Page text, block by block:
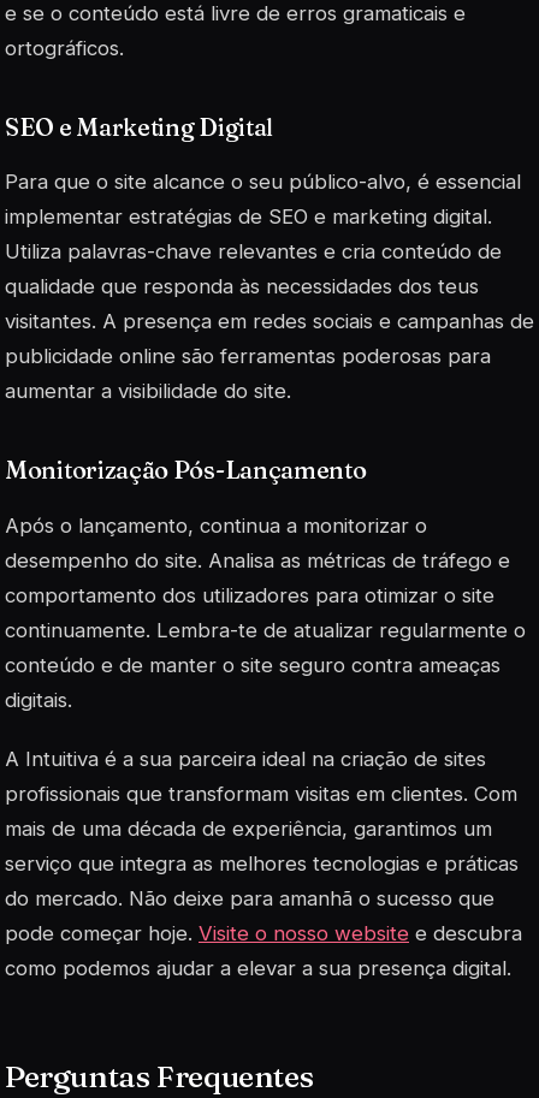
e se o conteúdo está livre de erros gramaticais e
ortográficos.
SEO e Marketing Digital
Para que o site alcance o seu público-alvo, é essencial
implementar estratégias de SEO e marketing digital.
Utiliza palavras-chave relevantes e cria conteúdo de
qualidade que responda às necessidades dos teus
visitantes. A presença em redes sociais e campanhas de
publicidade online sãoferramentas poderosas para
aumentar a visibilidade do site.
Monitorização Pós-Lançamento
Após o lançamento, continua a monitorizar o
desempenho do site. Analisa as métricas de tráfego e
comportamento dos utilizadores para otimizar o site
continuamente. Lembra-te de atualizar regularmente o
conteúdo e de manter o site seguro contra ameaças
digitais.
A Intuitiva é a sua parceira ideal na criação de sites
profissionais que transformam visitas em clientes. Com
mais de uma década de experiência, garantimos um
serviço que integra as melhores tecnologias e práticas
do mercado. Não deixe para amanhã o sucesso que
pode começar hoje. Visite o nosso website e descubra
como podemos ajudar a elevar a sua presença digital.
Perguntas Frequentes